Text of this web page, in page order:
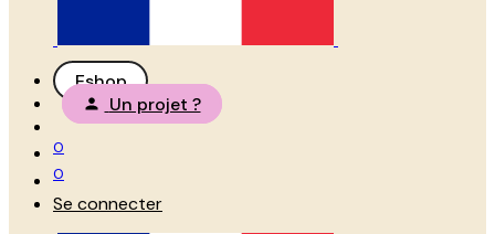
Eshop
Un projet ?
0
0
Se connecter